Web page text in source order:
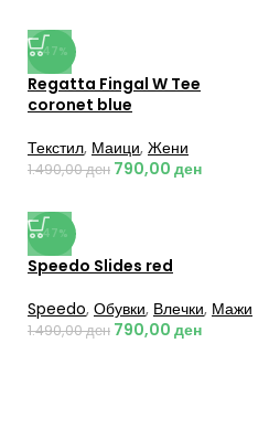
-47%
Regatta Fingal W Tee
coronet blue
Текстил, Маици, Жени
1.490,00ден 790,00 ден
-47%
Speedo Slides red
Speedo, Обувки, Влечки, Мажи
1.490,00ден 790,00 ден